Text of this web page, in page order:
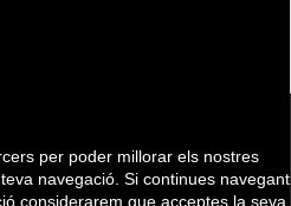
per poder millorar els nostres
navegació. Si continues navegant
considerarem que acceptes la seva